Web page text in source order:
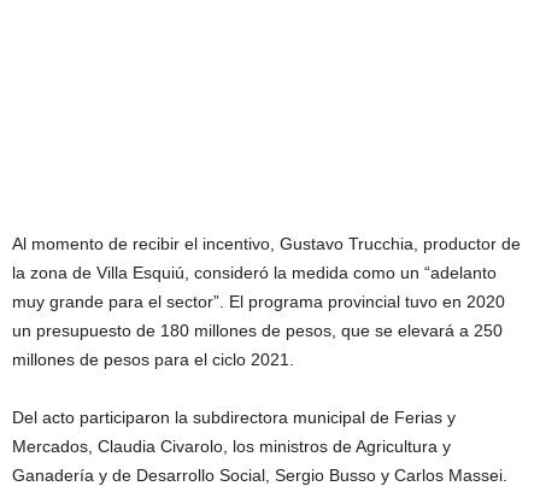
Al momento de recibir el incentivo, Gustavo Trucchia, productor de
la zona de Villa Esquiú, consideró la medida como un “adelanto
muy grande para el sector”. El programa provincial tuvo en 2020
un presupuesto de 180 millones de pesos, que se elevará a 250
millones de pesos para el ciclo 2021.
Del acto participaron la subdirectora municipal de Ferias y
Mercados, Claudia Civarolo, los ministros de Agricultura y
Ganadería y de Desarrollo Social, Sergio Busso y Carlos Massei.